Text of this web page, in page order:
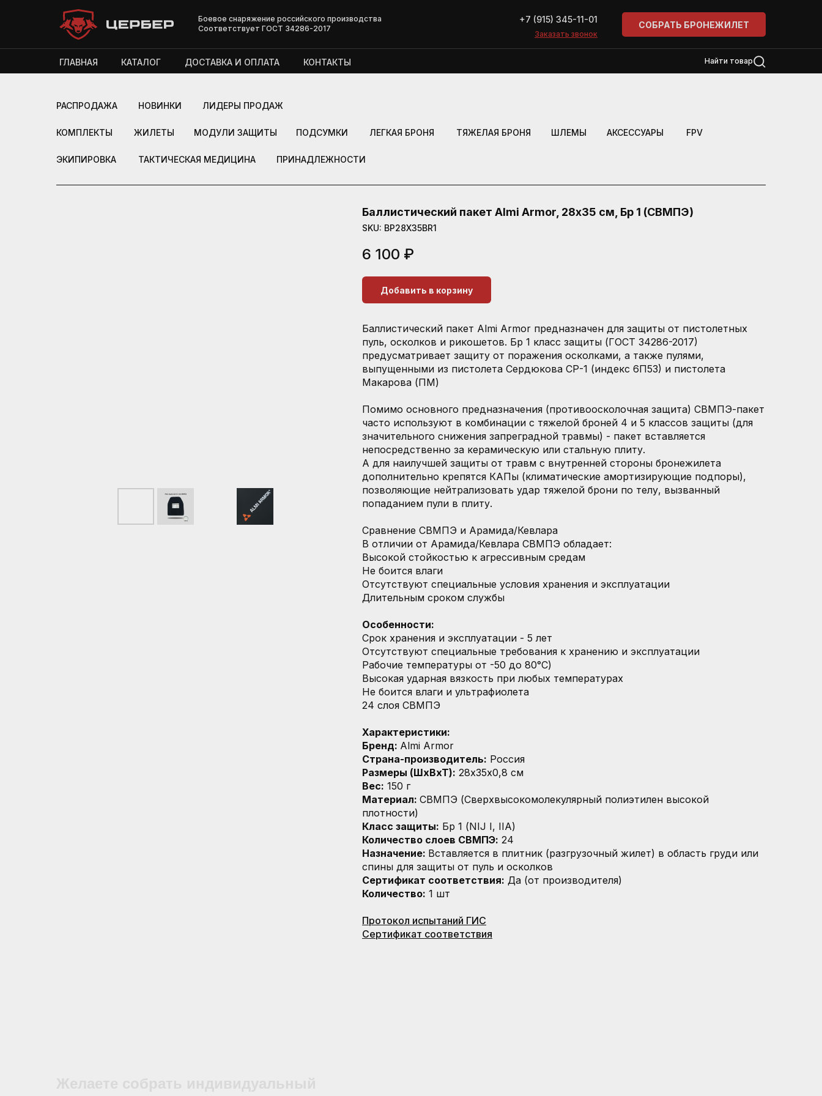
СОБРАТЬ БРОНЕЖИЛЕТ
Заказать звонок
Заказать звонок
Боевое снаряжение российского производства
Соответствует ГОСТ 34286-2017
ГЛАВНАЯ КАТАЛОГ КОНТАКТЫ
ДОСТАВКА И ОПЛАТА
+7 (915) 345-11-01
Найти товар
ТЯЖЕЛАЯ БРОНЯ АКСЕССУАРЫ FPV
ПРИНАДЛЕЖНОСТИ
ТАКТИЧЕСКАЯ МЕДИЦИНА
ЭКИПИРОВКА
ШЛЕМЫ
ЛЕГКАЯ БРОНЯ
ПОДСУМКИ
МОДУЛИ ЗАЩИТЫ
ЖИЛЕТЫ
КОМПЛЕКТЫ
ЛИДЕРЫ ПРОДАЖ
НОВИНКИ
РАСПРОДАЖА
Баллистический пакет Almi Armor, 28х35 см, Бр 1 (СВМПЭ)
SKU: BP28X35BR1
6 100 ₽
Добавить в корзину
Баллистический пакет Almi Armor предназначен для защиты от пистолетных
пуль, осколков и рикошетов. Бр 1 класс защиты (ГОСТ 34286-2017)
предусматривает защиту от поражения осколками, а также пулями,
выпущенными из пистолета Сердюкова СР-1 (индекс 6П53) и пистолета
Макарова (ПМ)
Помимо основного предназначения (противоосколочная защита) СВМПЭ-пакет
часто используют в комбинации с тяжелой броней 4 и 5 классов защиты (для
значительного снижения запреградной травмы) - пакет вставляется
непосредственно за керамическую или стальную плиту.
А для наилучшей защиты от травм с внутренней стороны бронежилета
дополнительно крепятся КАПы (климатические амортизирующие подпоры),
позволяющие нейтрализовать удар тяжелой брони по телу, вызванный
попаданием пули в плиту.
Сравнение СВМПЭ и Арамида/Кевлара
В отличии от Арамида/Кевлара СВМПЭ обладает:
Высокой стойкостью к агрессивным средам
Не боится влаги
Отсутствуют специальные условия хранения и эксплуатации
Длительным сроком службы
Особенности:
Срок хранения и эксплуатации - 5 лет
Отсутствуют специальные требования к хранению и эксплуатации
Рабочие температуры от -50 до 80°С)
Высокая ударная вязкость при любых температурах
Не боится влаги и ультрафиолета
24 слоя СВМПЭ
Характеристики:
Бренд: Almi Armor
Страна-производитель: Россия
Размеры (ШхВхТ): 28x35х0,8 см
Вес: 150 г
Материал: СВМПЭ (Сверхвысокомолекулярный полиэтилен высокой
плотности)
Класс защиты: Бр 1 (NIJ I, IIA)
Количество слоев СВМПЭ: 24
Назначение: Вставляется в плитник (разгрузочный жилет) в область груди или
спины для защиты от пуль и осколков
Сертификат соответствия: Да (от производителя)
Количество: 1 шт
Протокол испытаний ГИС
Сертификат соответствия